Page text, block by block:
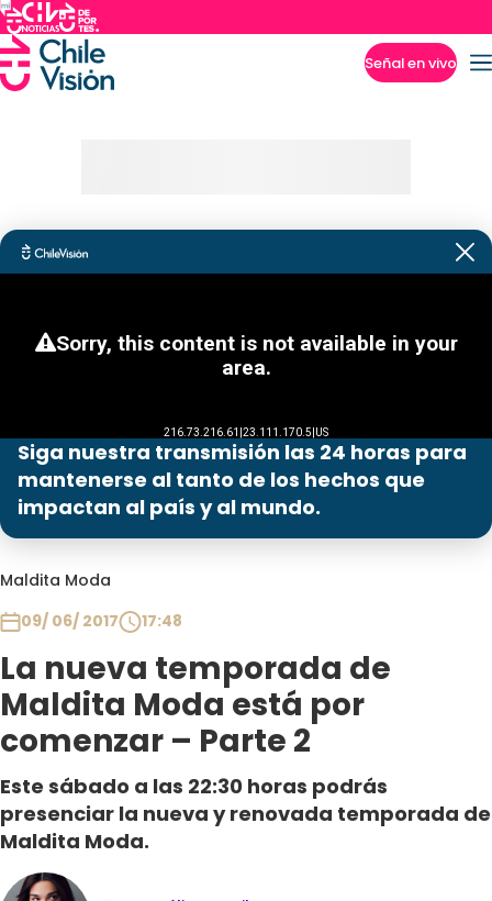
Señal en vivo
Siga nuestra transmisión las 24 horas para
mantenerse al tanto de los hechos que
impactan al país y al mundo.
Maldita Moda
09/ 06/ 2017
17:48
La nueva temporada de
Maldita Moda está por
comenzar – Parte 2
Este sábado a las 22:30 horas podrás
presenciar la nueva y renovada temporada de
Maldita Moda.
Programas
Contigo en Directo
Plan Perfecto
Sabingo
Todos Los Programas